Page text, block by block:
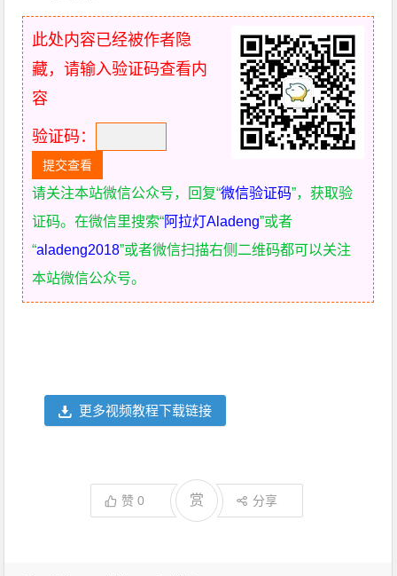
此处内容已经被作者隐
藏，请输入验证码查看内
容
验证码：
请关注本站微信公众号，回复“微信验证码”，获取验
证码。在微信里搜索“阿拉灯Aladeng”或者
“aladeng2018”或者微信扫描右侧二维码都可以关注
本站微信公众号。
更多视频教程下载链接
赞0 赏 分享